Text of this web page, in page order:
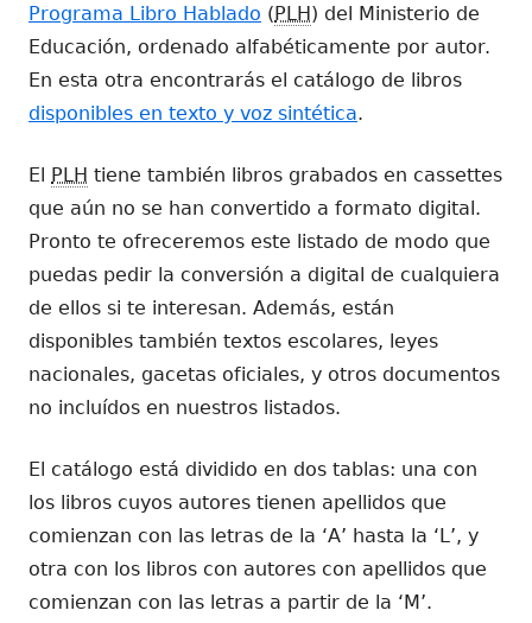
Programa Libro Hablado (PLH) del Ministerio de
Educación, ordenado alfabéticamente por autor.
En esta otra encontrarás el catálogo de libros
disponibles en texto y voz sintética.
El PLH tiene también libros grabados en cassettes
que aún no se han convertido a formato digital.
Pronto te ofreceremos este listado de modo que
puedas pedir la conversión a digital de cualquiera
de ellos si te interesan. Además, están
disponibles también textos escolares, leyes
nacionales, gacetas oficiales, y otros documentos
no incluídos en nuestros listados.
El catálogo está dividido en dos tablas: una con
los libros cuyos autores tienen apellidos que
comienzan con las letras de la ‘A’ hasta la ‘L’, y
otra con los libros con autores con apellidos que
comienzan con las letras a partir de la ‘M’.